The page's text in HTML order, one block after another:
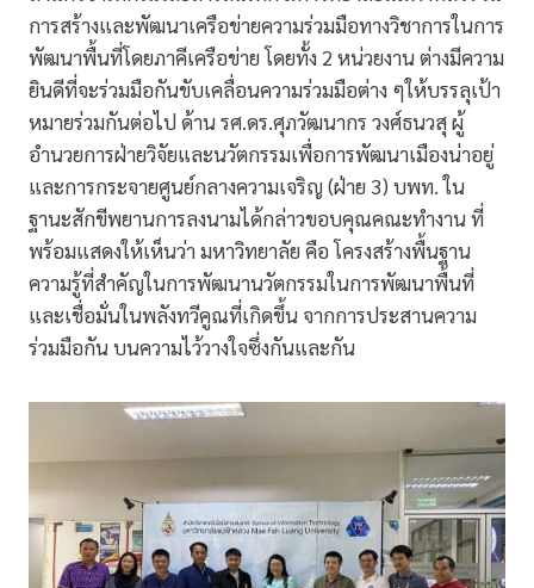
การสร้างและพัฒนาเครือข่ายความร่วมมือทางวิชาการในการ
พัฒนาพื้นที่โดยภาคีเครือข่าย โดยทั้ง 2 หน่วยงาน ต่างมีความ
ยินดีที่จะร่วมมือกันขับเคลื่อนความร่วมมือต่าง ๆให้บรรลุเป้า
หมายร่วมกันต่อไป ด้าน รศ.ดร.ศุภวัฒนากร วงศ์ธนวสุ ผู้
อำนวยการฝ่ายวิจัยและนวัตกรรมเพื่อการพัฒนาเมืองน่าอยู่
และการกระจายศูนย์กลางความเจริญ (ฝ่าย 3) บพท. ใน
ฐานะสักขีพยานการลงนามได้กล่าวขอบคุณคณะทำงาน ที่
พร้อมแสดงให้เห็นว่า มหาวิทยาลัย คือ โครงสร้างพื้นฐาน
ความรู้ที่สำคัญในการพัฒนานวัตกรรมในการพัฒนาพื้นที่
และเชื่อมั่นในพลังทวีคูณที่เกิดขึ้น จากการประสานความ
ร่วมมือกัน บนความไว้วางใจซึ่งกันและกัน